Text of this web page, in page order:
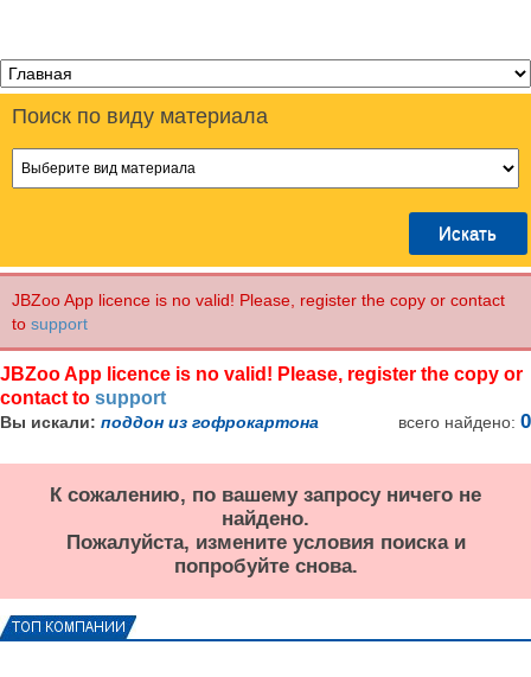
Поиск по виду материала
JBZoo App licence is no valid! Please, register the copy or contact
to support
JBZoo App licence is no valid! Please, register the copy or
contact to support
всего найдено: 0
Вы искали: поддон из гофрокартона
К сожалению, по вашему запросу ничего не
найдено.
Пожалуйста, измените условия поиска и
попробуйте снова.